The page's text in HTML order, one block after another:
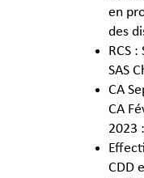
en
des
RCS
SAS
CA
CA
2023
CDD